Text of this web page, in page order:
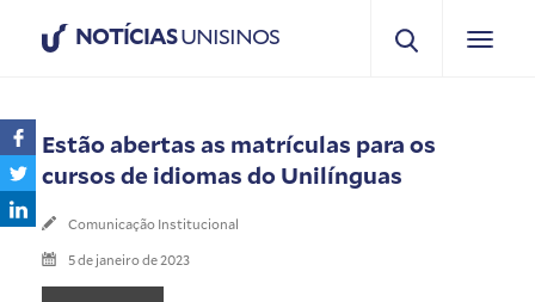
NOTÍCIASUNISINOS
Estão abertas as matrículas para os
cursos de idiomas do Unilínguas
Comunicação Institucional
5 de janeiro de 2023